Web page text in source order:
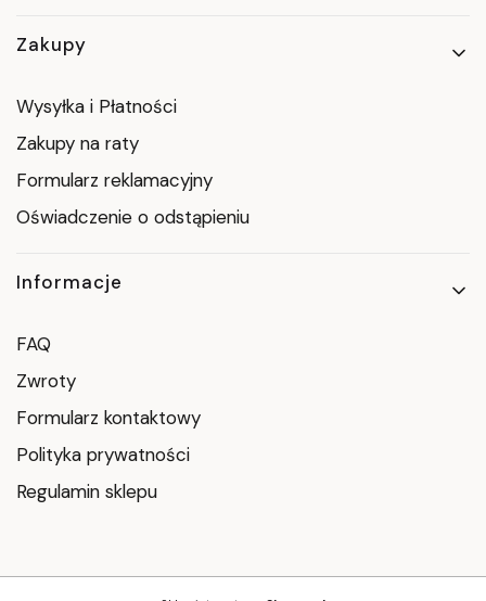
Zakupy
Wysyłka i Płatności
Zakupy na raty
Formularz reklamacyjny
Oświadczenie o odstąpieniu
Informacje
FAQ
Zwroty
Formularz kontaktowy
Polityka prywatności
Regulamin sklepu